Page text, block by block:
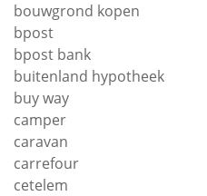
bouwgrond kopen
bpost
bpost bank
buitenland hypotheek
buy way
camper
caravan
carrefour
cetelem